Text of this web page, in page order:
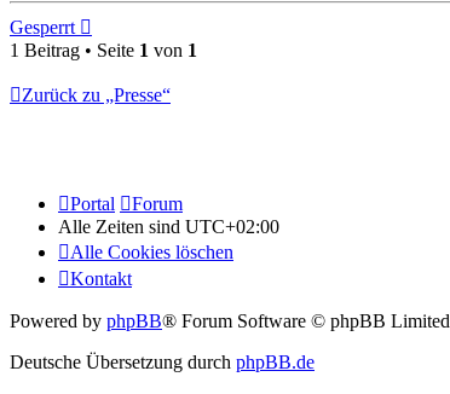
Gesperrt
1 Beitrag • Seite 1 von 1
Zurück zu „Presse“
Portal
Forum
Alle Zeiten sind UTC+02:00
Alle Cookies löschen
Kontakt
Powered by phpBB® Forum Software © phpBB Limited
Deutsche Übersetzung durch phpBB.de